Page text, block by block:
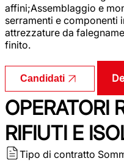
affini;Assemblaggio e
serramenti e componenti
attrezzature da
finito.
Candidati
OPERATORI
RIFIUTI E
Tipo di contratto